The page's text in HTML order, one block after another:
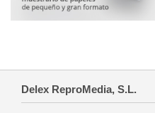
Delex ReproMedia, S.L.